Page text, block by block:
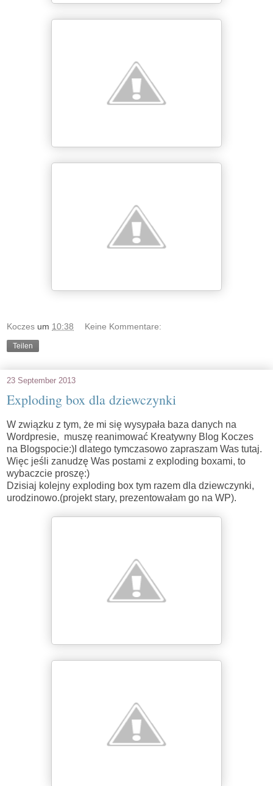
Koczes um 10:38 Keine Kommentare:
Teilen
23 September 2013
Exploding box dla dziewczynki
W związku z tym, że mi się wysypała baza danych na
Wordpresie, muszę reanimować Kreatywny Blog Koczes
na Blogspocie:)I dlatego tymczasowo zapraszam Was tutaj.
Więc jeśli zanudzę Was postami z exploding boxami, to
wybaczcie proszę:)
Dzisiaj kolejny exploding box tym razem dla dziewczynki,
urodzinowo.(projekt stary, prezentowałam go na WP).